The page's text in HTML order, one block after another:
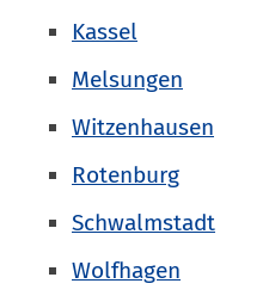
Kassel
Melsungen
Witzenhausen
Rotenburg
Schwalmstadt
Wolfhagen